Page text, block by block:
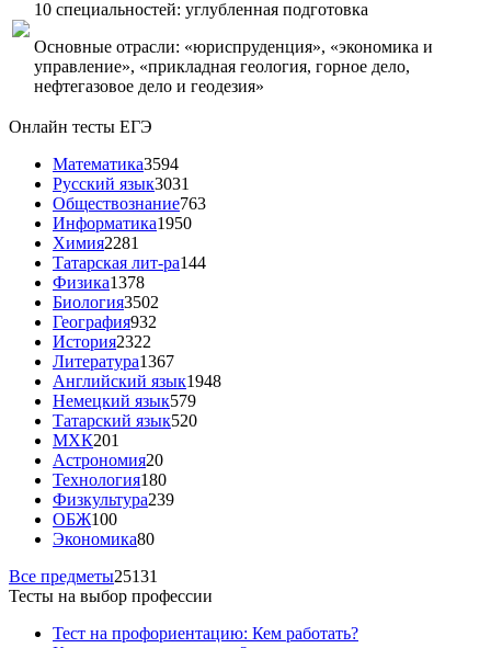
10 специальностей: углубленная подготовка
Основные отрасли: «юриспруденция», «экономика и
управление», «прикладная геология, горное дело,
нефтегазовое дело и геодезия»
Онлайн тесты ЕГЭ
Математика3594
Русский язык3031
Обществознание763
Информатика1950
Химия2281
Татарская лит-ра144
Физика1378
Биология3502
География932
История2322
Литература1367
Английский язык1948
Немецкий язык579
Татарский язык520
МХК201
Астрономия20
Технология180
Физкультура239
ОБЖ100
Экономика80
Все предметы25131
Тесты на выбор профессии
Тест на профориентацию: Кем работать?